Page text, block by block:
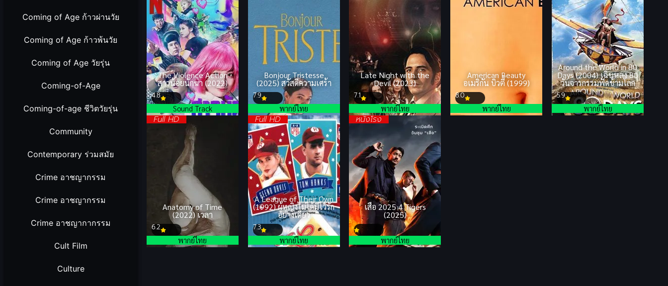
Coming of Age ก้าวผ่านวัย
Coming of Age ก้าวพ้นวัย
Coming of Age วัยรุ่น
Coming-of-Age
Coming-of-age ชีวิตวัยรุ่น
Community
Contemporary ร่วมสมัย
Crime อาชญากรรม
Crime อาชญากรรม
Crime อาชญากากรรม
Cult Film
Culture
The Violence Action
สาวน้อยนักฆ่า (2022)
4.8
Sound Track
Bonjour Tristesse
(2025) สวัสดีความเศร้า
7.9
พากย์ไทย
Late Night with the
Devil (2023)
7.1
พากย์ไทย
American Beauty
อเมริกัน บิวตี้ (1999)
8.0
พากย์ไทย
Around the World in 80
Days (2004) เฉินหลง 80
วันจารกรรมฟัดข้ามโลก
5.9
พากย์ไทย
Full HD
Anatomy of Time
(2022) เวลา
6.2
พากย์ไทย
Full HD
A League of Their Own
(1992) ผู้หญิงไม่ได้มีไว้รัก
อย่างเดียว
7.3
พากย์ไทย
หนังโรง
เสือ 2025 4 Tigers
(2025)
พากย์ไทย